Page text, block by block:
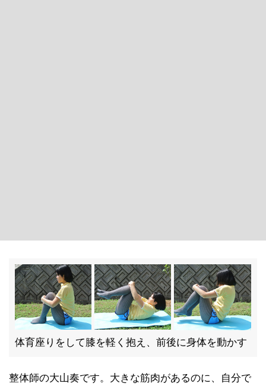
体育座りをして膝を軽く抱え、前後に身体を動かす
整体師の大山奏です。大きな筋肉があるのに、自分で